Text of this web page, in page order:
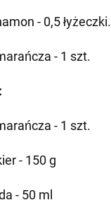
- 0,5 łyżeczki.
- 1 szt.
- 1 szt.
- 150 g
- 50 ml